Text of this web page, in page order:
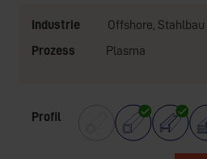
Industrie Offshore, Stahlbau
Prozess
Plasma
Profil